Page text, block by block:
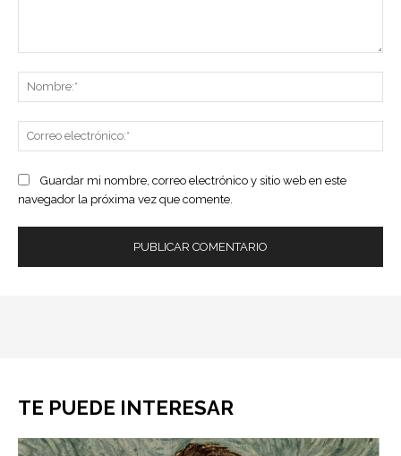
Guardar mi nombre, correo electrónico y sitio web en este
navegador la próxima vez que comente.
TE PUEDE INTERESAR